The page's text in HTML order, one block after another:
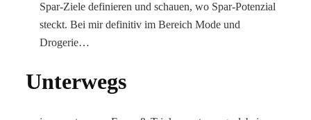
Spar-Ziele definieren und schauen, wo Spar-Potenzial
steckt. Bei mir definitiv im Bereich Mode und
Drogerie…
Unterwegs